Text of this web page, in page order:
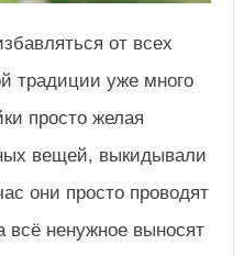
от всех
традиции уже много
просто желая
вещей, выкидывали
они просто проводят
всё ненужное выносят